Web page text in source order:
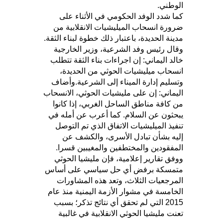
الوطني.
كما شدد الوفد الحكومي في الأثناء على
ضرورة انسحاب الميليشيات الانقلابية من
مدينة الحديدة، باعتبار ذلك خطوة لبناء الثقة.
وقال رئيس وفد الشرعية، وزير الخارجية
خالد اليماني: إن اجراءات بناء الثقة تتطلب
انسحاب ميليشيات الحوثي من الحديدة،
وتسليم إدارة الميناء إلى الشرعية.وأضاف
اليماني: إن على مليشيات الحوثي، الانسحاب
من كافة مناطق الساحل الغربي، إذا كانوا
يبحثون عن السلام. كما أعرب عن أمله في
تنفيذ الميليشيات الاتفاق الذي تم التوصل
إليه بشأن تبادل الأسرى، والكشف عن
المفقودين والمختطفين والمغيبين قسرا.
ووفق تقارير إعلامية، فإن مليشيا الحوثي
متمسكة برفض أي حل سياسي على أساس
المرجعيات الثلاث، وتعد هذه المشاورات
الخامسة في مشوار الأزمة اليمنية منذ عام
2015 التي لم تحقق أي نتائج تذكر؛ بسبب
تعنت مليشيا الحوثي الانقلابية في غالبية